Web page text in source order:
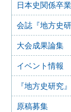
2025年8月のイ
2025年7月27日
2025年7月のイ
2025年6月2日
2025年6月のイ
2025年4月26日
2025年5月のイ
2025年4月25日
2025年4月のイ
日本史関係卒
会誌『地方史研
大会成果論集
イベント情報
『地方史研究
原稿募集